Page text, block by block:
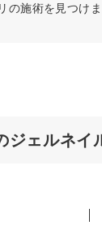
施術を見つけ
ジェルネイ